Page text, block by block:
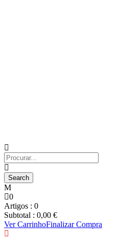
0
Artigos : 0
Subtotal : 0,00 €
Ver CarrinhoFinalizar Compra